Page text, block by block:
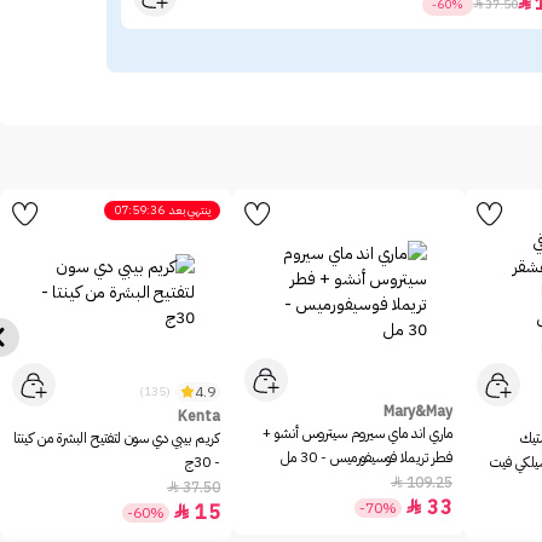
37.50

-60%
فيت
Mary&May
ماري اند ماي سيروم سيتروس أنشو +
فطر تريملا فوسيفورميس - 30 مل
109.25

33

-70%
ينتهي بعد 07:59:36
4.9
(135)
Kenta
كريم بيبي دي سون لتفتيح البشرة من كينتا
- 30ج
37.50

15

-60%